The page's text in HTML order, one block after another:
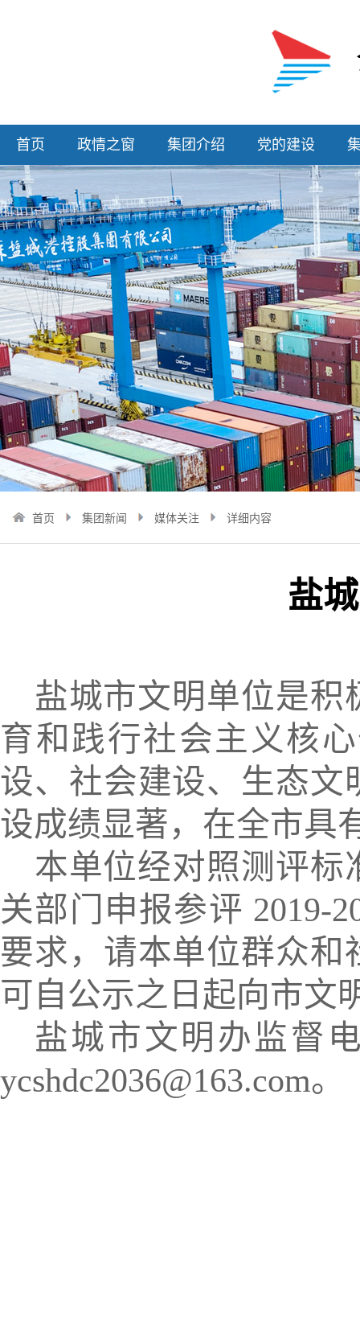
首页 政情之窗 集团介绍 党的建设
首页 集团新闻 媒体关注 详细内容
盐
盐城市文明单位是积
育和践行社会主义核
设、社会建设、生态
设成绩显著，在全市具
本单位经对照测评标
关部门申报参评 2019-
要求，请本单位群众
可自公示之日起向市文
盐城市文明办监督
ycshdc2036@163.com。